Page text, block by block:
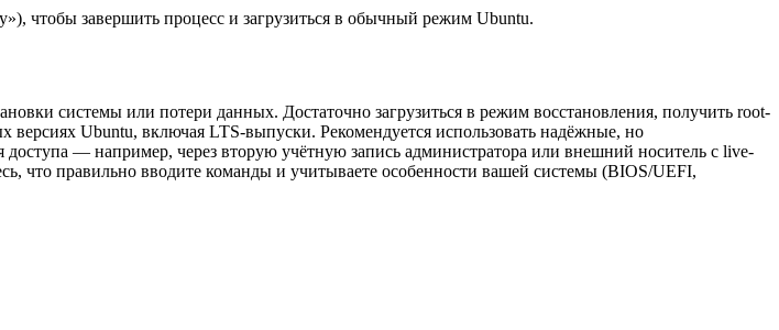
чтобы завершить процесс и загрузиться в обычный режим Ubuntu.
системы или потери данных. Достаточно загрузиться в режим восстановления, получить root-
версиях Ubuntu, включая LTS-выпуски. Рекомендуется использовать надёжные, но
— например, через вторую учётную запись администратора или внешний носитель с live-
что правильно вводите команды и учитываете особенности вашей системы (BIOS/UEFI,